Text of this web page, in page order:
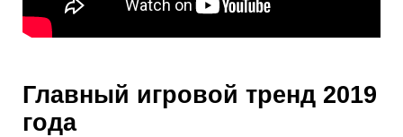
Главный игровой тренд 2019
года